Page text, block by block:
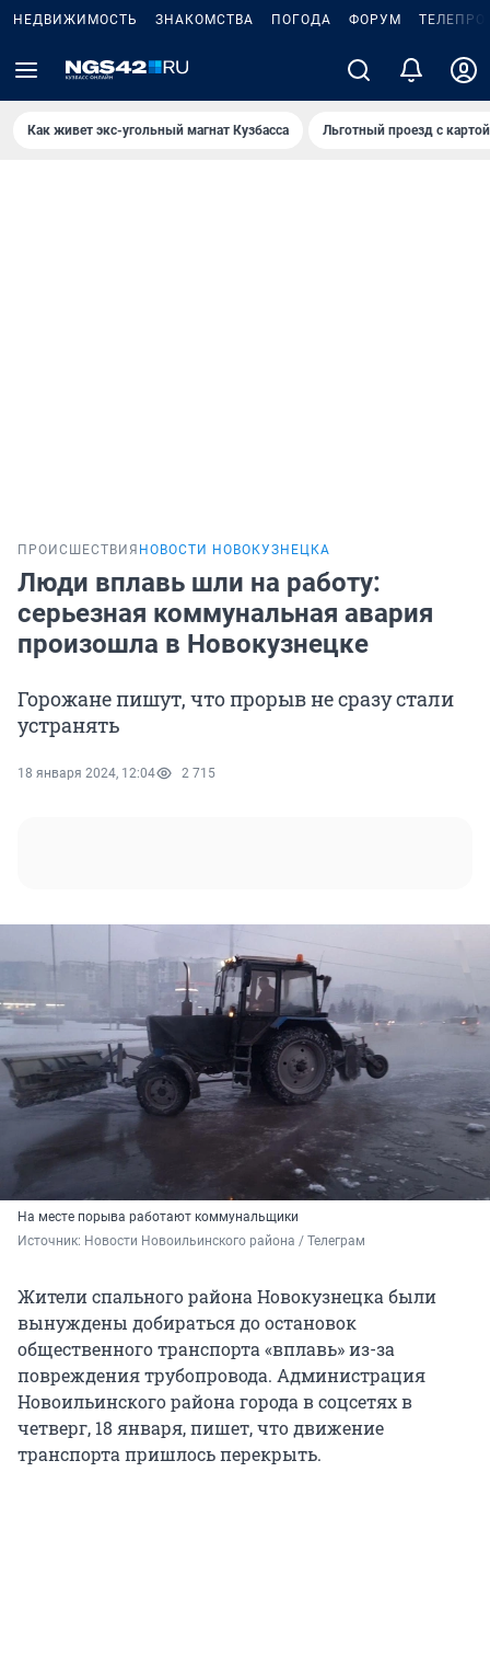
НЕДВИЖИМОСТЬ ЗНАКОМСТВА ПОГОДА ФОРУМ
Как живет экс-угольный магнат Кузбасса Льготный проезд с
ПРОИСШЕСТВИЯ НОВОСТИ НОВОКУЗНЕЦКА
Люди вплавь шли на работу:
серьезная коммунальная авария
произошла в Новокузнецке
Горожане пишут, что прорыв не сразу стали
устранять
18 января 2024, 12:04 2 715
На месте порыва работают коммунальщики
Источник: Новости Новоильинского района / Телеграм
Жители спального района Новокузнецка были
вынуждены добираться до остановок
общественного транспорта «вплавь» из-за
повреждения трубопровода. Администрация
Новоильинского района города в соцсетях в
четверг, 18 января, пишет, что движение
транспорта пришлось перекрыть.